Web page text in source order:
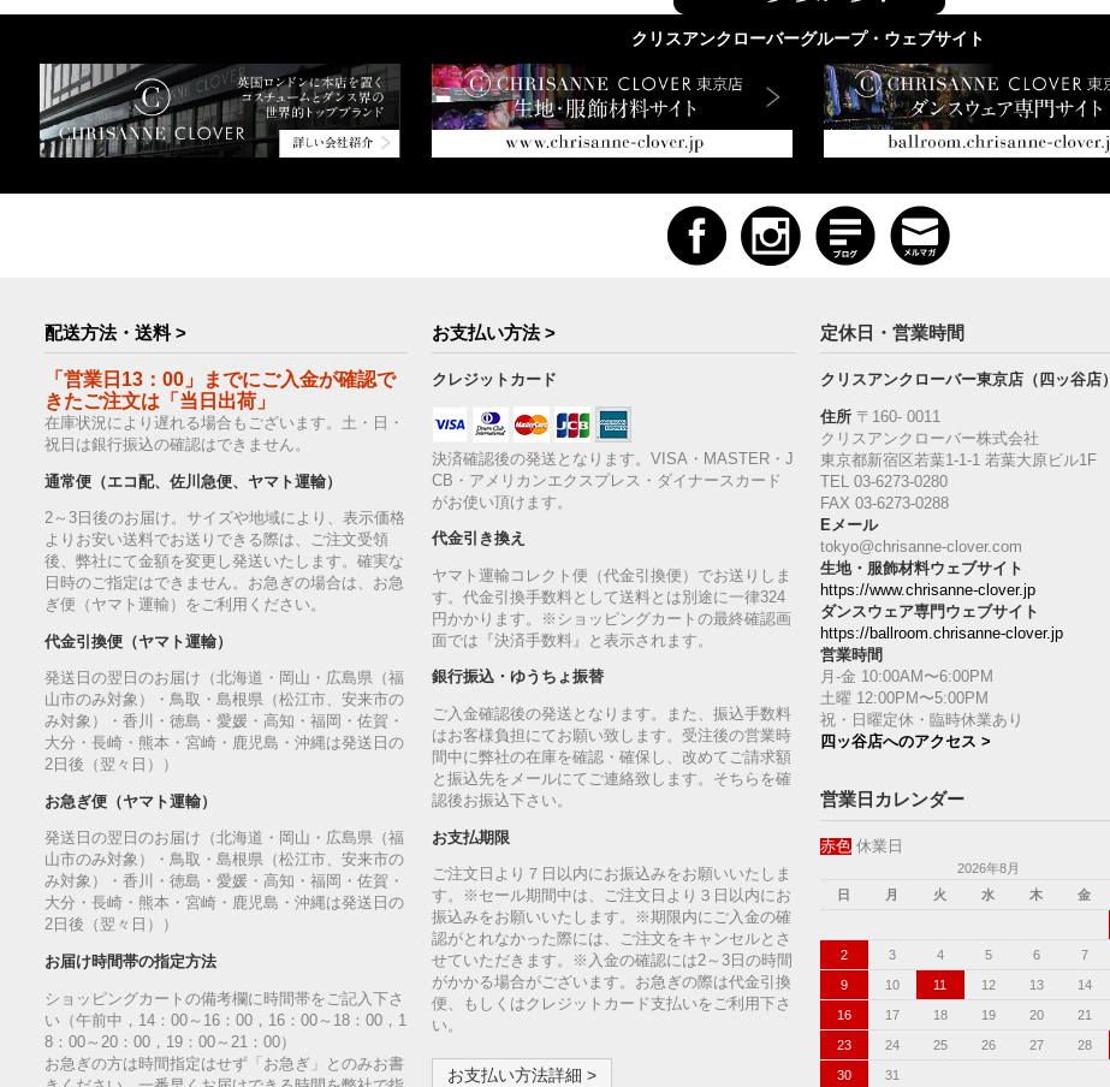
クリスアンクローバーグループ・ウェブサイト
配送方法・送料 >
「営業日13：00」までにご入金が確認で
きたご注文は「当日出荷」
在庫状況により遅れる場合もございます。土・日・
祝日は銀行振込の確認はできません。
通常便（エコ配、佐川急便、ヤマト運輸）
2～3日後のお届け。サイズや地域により、表示価格
よりお安い送料でお送りできる際は、ご注文受領
後、弊社にて金額を変更し発送いたします。確実な
日時のご指定はできません。お急ぎの場合は、お急
ぎ便（ヤマト運輸）をご利用ください。
代金引換便（ヤマト運輸）
発送日の翌日のお届け（北海道・岡山・広島県（福
山市のみ対象）・鳥取・島根県（松江市、安来市の
み対象）・香川・徳島・愛媛・高知・福岡・佐賀・
大分・長崎・熊本・宮崎・鹿児島・沖縄は発送日の
2日後（翌々日））
お急ぎ便（ヤマト運輸）
発送日の翌日のお届け（北海道・岡山・広島県（福
山市のみ対象）・鳥取・島根県（松江市、安来市の
み対象）・香川・徳島・愛媛・高知・福岡・佐賀・
大分・長崎・熊本・宮崎・鹿児島・沖縄は発送日の
2日後（翌々日））
お届け時間帯の指定方法
ショッピングカートの備考欄に時間帯をご記入下さ
い（午前中，14：00～16：00，16：00～18：00，1
8：00～20：00，19：00～21：00）
お急ぎの方は時間指定はせず「お急ぎ」とのみお書
お支払い方法 >
クレジットカード
決済確認後の発送となります。VISA・MASTER・J
CB・アメリカンエクスプレス・ダイナースカード
がお使い頂けます。
代金引き換え
ヤマト運輸コレクト便（代金引換便）でお送りしま
す。代金引換手数料として送料とは別途に一律324
円かかります。※ショッピングカートの最終確認画
面では『決済手数料』と表示されます。
銀行振込・ゆうちょ振替
ご入金確認後の発送となります。また、振込手数料
はお客様負担にてお願い致します。受注後の営業時
間中に弊社の在庫を確認・確保し、改めてご請求額
と振込先をメールにてご連絡致します。そちらを確
認後お振込下さい。
お支払期限
ご注文日より７日以内にお振込みをお願いいたしま
す。※セール期間中は、ご注文日より３日以内にお
振込みをお願いいたします。※期限内にご入金の確
認がとれなかった際には、ご注文をキャンセルとさ
せていただきます。※入金の確認には2～3日の時間
がかかる場合がございます。お急ぎの際は代金引換
便、もしくはクレジットカード支払いをご利用下さ
い。
お支払い方法詳細 >
定休日・営業時間
クリスアンクローバー東京店（四ッ谷店）
住所〒160‐ 0011
クリスアンクローバー株式会社
東京都新宿区若葉1‐1-1 若葉大原ビル1F
TEL 03-6273-0280
FAX 03-6273-0288
Eメール
tokyo@chrisanne-clover.com
生地・服飾材料ウェブサイト
https://www.chrisanne-clover.jp
ダンスウェア専門ウェブサイト
https://ballroom.chrisanne-clover.jp
営業時間
月-金 10:00AM〜6:00PM
土曜 12:00PM〜5:00PM
祝・日曜定休・臨時休業あり
四ッ谷店へのアクセス >
営業日カレンダー
赤色休業日
2026年8月
日
月 火 水 木 金
2 3 4 5 6 7
9 10 11 12 13 14
16 17 18 19 20 21
23 24 25 26 27 28
30 31